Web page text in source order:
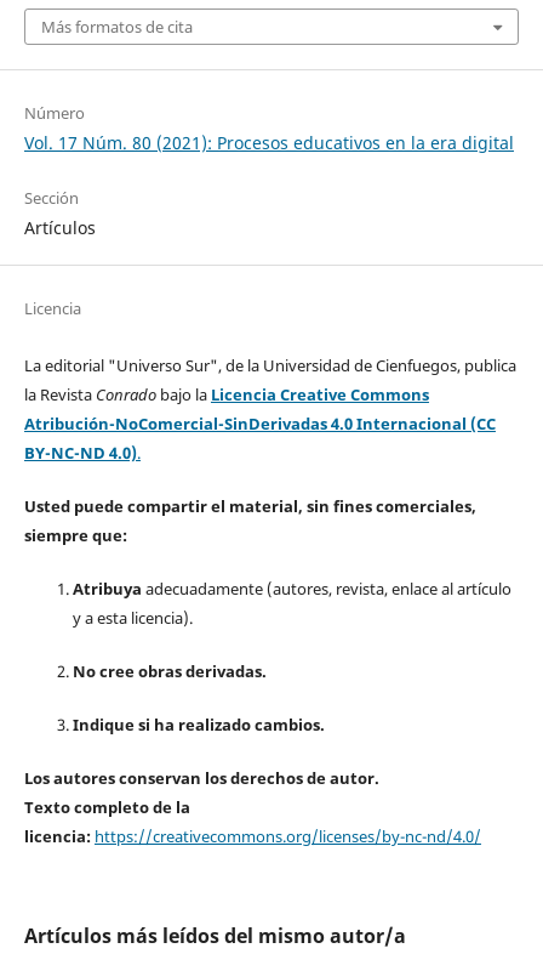
Más formatos de cita
Número
Vol. 17 Núm. 80 (2021): Procesos educativos en la era digital
Sección
Artículos
Licencia
La editorial "Universo Sur", de la Universidad de Cienfuegos, publica
la Revista Conradobajo la Licencia Creative Commons
Atribución-NoComercial-SinDerivadas 4.0 Internacional (CC
BY-NC-ND 4.0).
Usted puede compartir el material, sin fines comerciales,
siempre que:
Atribuya adecuadamente (autores, revista, enlace al artículo
y a esta licencia).
No cree obras derivadas.
Indique si ha realizado cambios.
Los autores conservan los derechos de autor.
Texto completo de la
licencia: https://creativecommons.org/licenses/by-nc-nd/4.0/
Artículos más leídos del mismo autor/a